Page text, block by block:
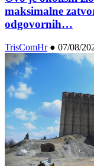
maksimalne
odgovornih…
TrisComHr● 07/08/